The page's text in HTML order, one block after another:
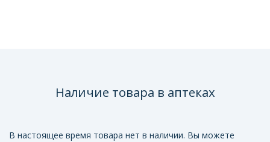
Наличие товара в аптеках
В настоящее время товара нет в наличии. Вы можете